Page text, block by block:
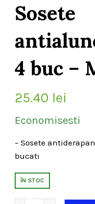
Sosete
4 buc –
25.40 lei
Economisesti
– Sosete
bucati
ÎN STOC